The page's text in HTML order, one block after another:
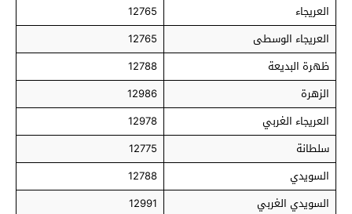
العريجاء
12765
العريجاء الوسطى
12765
ظهرة البديعة
12788
الزهرة
12986
العريجاء الغربي
12978
سلطانة
12775
السويدي
12788
السويدي الغربي
12991